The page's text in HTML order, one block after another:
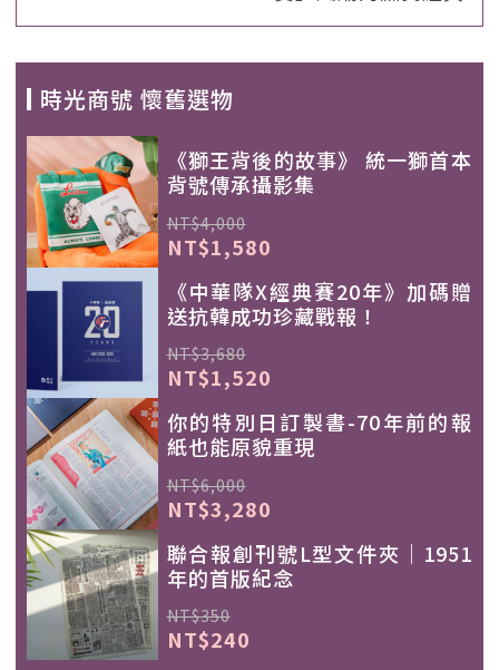
時光商號 懷舊選物
《獅王背後的故事》 統一獅首本
背號傳承攝影集
NT$4,000
NT$1,580
《中華隊X經典賽20年》加碼贈
送抗韓成功珍藏戰報！
NT$3,680
NT$1,520
你的特別日訂製書-70年前的報
紙也能原貌重現
NT$6,000
NT$3,280
聯合報創刊號L型文件夾｜1951
年的首版紀念
NT$350
NT$240